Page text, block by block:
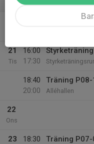
Träning
21
Tis
16:00
17:30
18:40
20:00
Träning P08-
Alléhallen
22
Ons
23
18:30
Träning P07-